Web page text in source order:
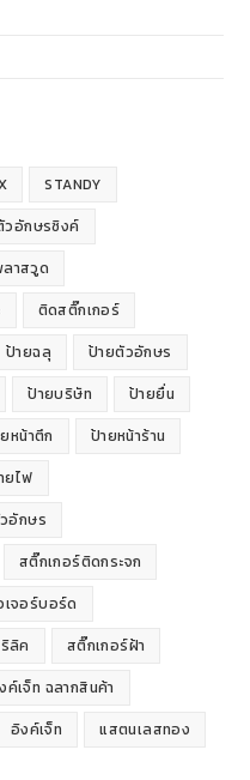
STANDY
วอักษรซิงค์
าสวูด
ติดสติ๊กเกอร์
ป้ายฉลุ
ป้ายตัวอักษร
ป้ายบริษัท
ป้ายยื่น
หน้าตึก
ป้ายหน้าร้าน
ยไฟ
อักษร
สติ๊กเกอร์ติดกระจก
จอร์บอร์ด
ลิค
สติ๊กเกอร์ฝ้า
เจ็ท ฉลากสินค้า
อิงค์เจ็ท
แสตนเลสทอง